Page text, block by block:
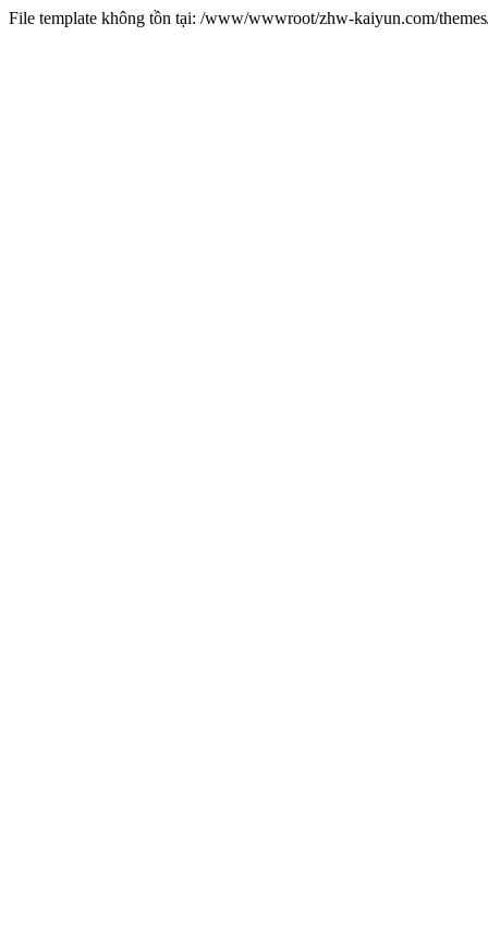
File template không tồn tại: /www/wwwroot/zhw-kaiyun.com/